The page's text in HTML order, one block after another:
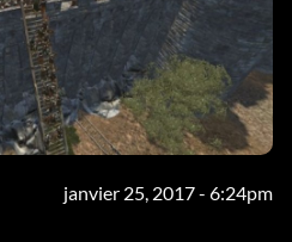
janvier 25, 2017 - 6:24pm